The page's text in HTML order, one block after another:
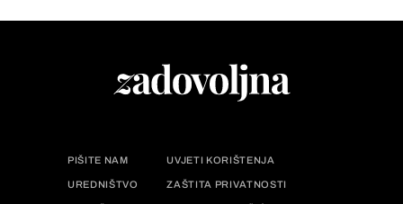
PIŠITE NAM UVJETI KORIŠTENJA
UREDNIŠTVO ZAŠTITA PRIVATNOSTI